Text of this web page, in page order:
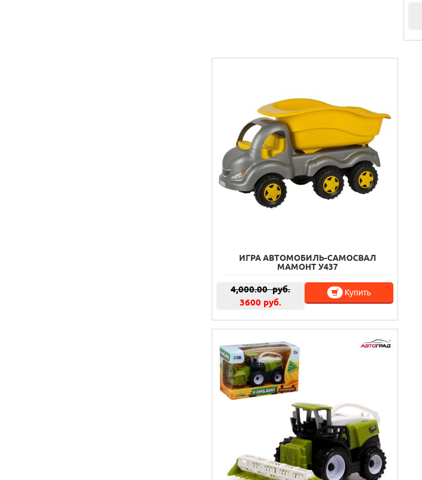
ИГРА АВТОМОБИЛЬ-САМОСВАЛ
МАМОНТ У437
4,000.00руб.
3600 руб.
Купить